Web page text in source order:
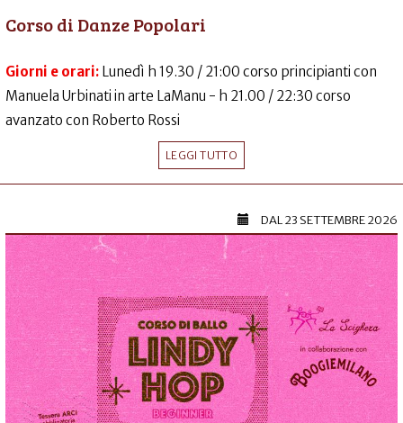
Corso di Danze Popolari
Giorni e orari: Lunedì h 19.30 / 21:00 corso principianti con
Manuela Urbinati in arte LaManu - h 21.00 / 22:30 corso
avanzato con Roberto Rossi
LEGGI TUTTO
DAL23 SETTEMBRE 2026